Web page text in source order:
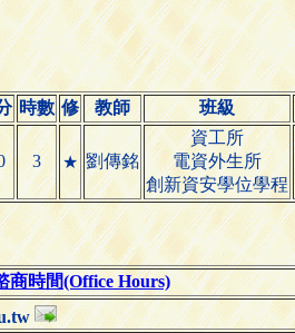
時數 修 教師 班級
3 ★ 劉傳銘
資工所
電資外生所
創新資安學位學程
商時間(Office Hours)